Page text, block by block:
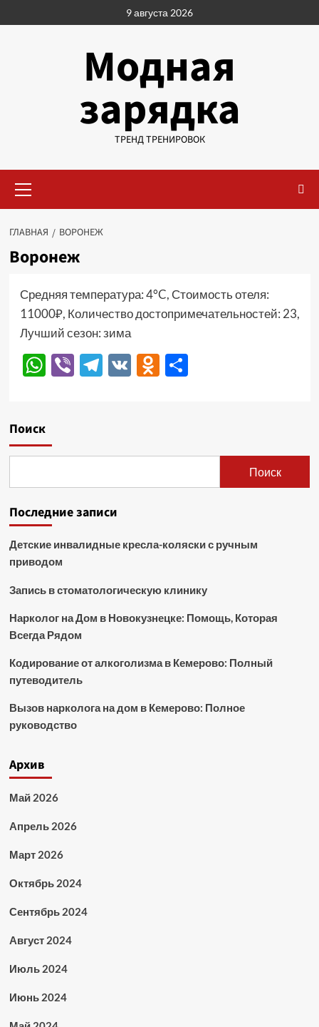
к
9 августа 2026
Модная
зарядка
ТРЕНД ТРЕНИРОВОК
меню
ГЛАВНАЯ ВОРОНЕЖ
Воронеж
Средняя температура: 4°C, Стоимость отеля:
11000₽, Количество достопримечательностей: 23,
Лучший сезон: зима
WhatsApp
ViberTelegram
VKOdnoklassniki
Отправить
Поиск
Поиск
Последние записи
Детские инвалидные кресла-коляски с ручным
приводом
Запись в стоматологическую клинику
Нарколог на Дом в Новокузнецке: Помощь, Которая
Всегда Рядом
Кодирование от алкоголизма в Кемерово: Полный
путеводитель
Вызов нарколога на дом в Кемерово: Полное
руководство
Архив
Май 2026
Апрель 2026
Март 2026
Октябрь 2024
Сентябрь 2024
Август 2024
Июль 2024
Июнь 2024